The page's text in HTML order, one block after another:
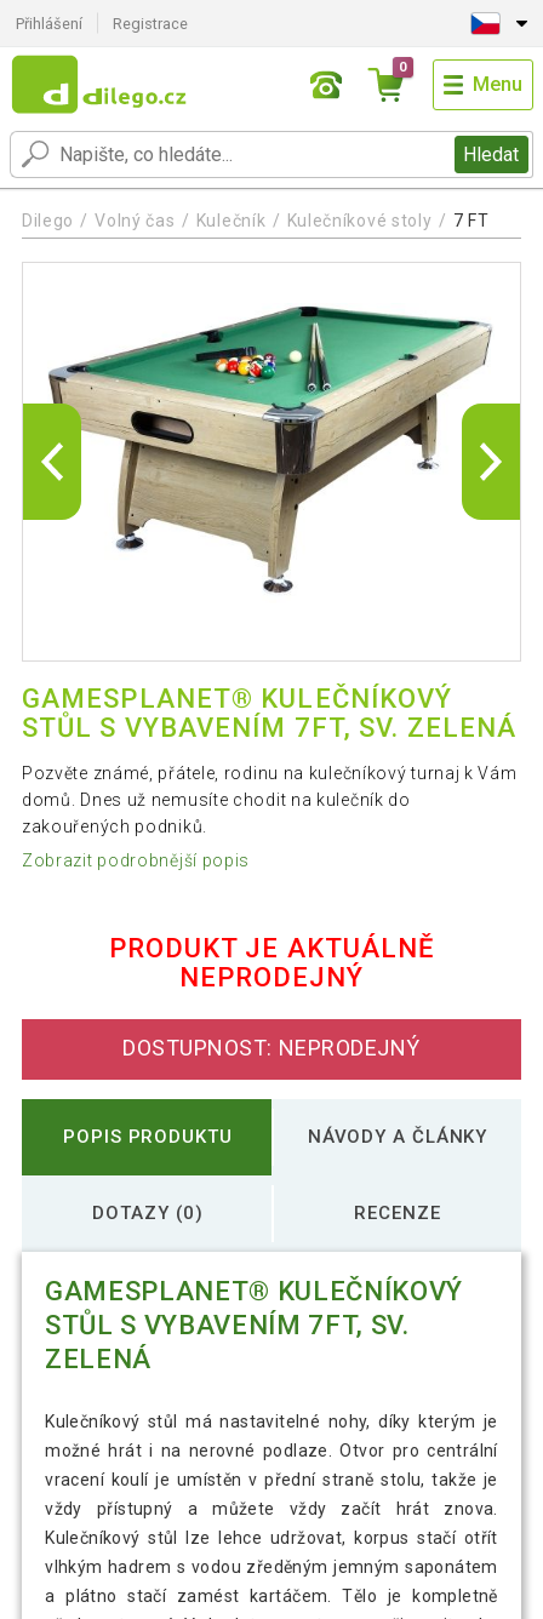
Přihlášení Registrace
Hledat
0
Menu
Dilego Volný čas Kulečník Kulečníkové stoly 7 FT
GAMESPLANET® KULEČNÍKOVÝ
STŮL S VYBAVENÍM 7FT, SV. ZELENÁ
Pozvěte známé, přátele, rodinu na kulečníkový turnaj k Vám
domů. Dnes už nemusíte chodit na kulečník do
zakouřených podniků.
Zobrazit podrobnější popis
PRODUKT JE AKTUÁLNĚ
NEPRODEJNÝ
DOSTUPNOST: NEPRODEJNÝ
POPIS PRODUKTU NÁVODY A ČLÁNKY
DOTAZY (0) RECENZE
GAMESPLANET® KULEČNÍKOVÝ
STŮL S VYBAVENÍM 7FT, SV.
ZELENÁ
Kulečníkový stůl má nastavitelné nohy, díky kterým je
možné hrát i na nerovné podlaze. Otvor pro centrální
vracení koulí je umístěn v přední straně stolu, takže je
vždy přístupný a můžete vždy začít hrát znova.
Kulečníkový stůl lze lehce udržovat, korpus stačí otřít
vlhkým hadrem s vodou zředěným jemným saponátem
a plátno stačí zamést kartáčem. Tělo je kompletně